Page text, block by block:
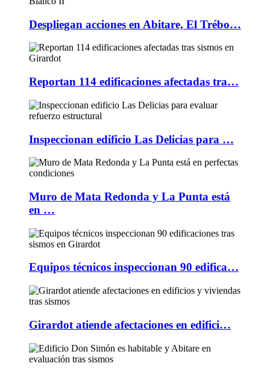
Despliegan acciones en Abitare, El Trébo…
Reportan 114 edificaciones afectadas tra…
Inspeccionan edificio Las Delicias para …
Muro de Mata Redonda y La Punta está
en …
Equipos técnicos inspeccionan 90 edifica…
Girardot atiende afectaciones en edifici…